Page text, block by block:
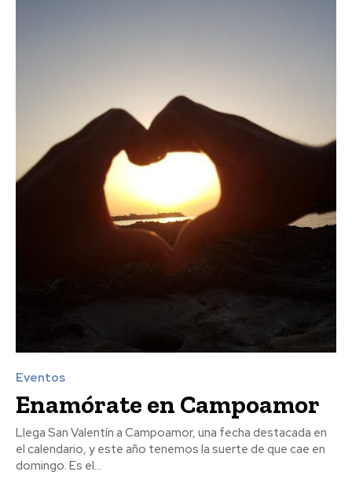
Eventos
Enamórate en Campoamor
Llega San Valentín a Campoamor, una fecha destacada en
el calendario, y este año tenemos la suerte de que cae en
domingo. Es el...